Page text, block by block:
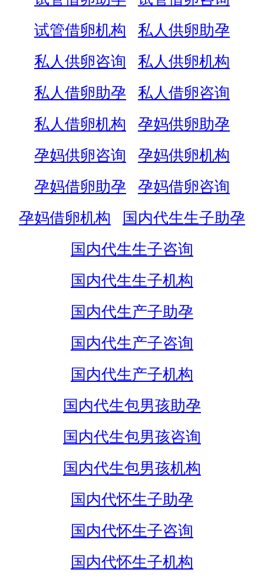
试管借卵机构
私人供卵助孕
私人供卵咨询
私人供卵机构
私人借卵助孕
私人借卵咨询
私人借卵机构
孕妈供卵助孕
孕妈供卵咨询
孕妈供卵机构
孕妈借卵助孕
孕妈借卵咨询
孕妈借卵机构
国内代生生子助孕
国内代生生子咨询
国内代生生子机构
国内代生产子助孕
国内代生产子咨询
国内代生产子机构
国内代生包男孩助孕
国内代生包男孩咨询
国内代生包男孩机构
国内代怀生子助孕
国内代怀生子咨询
国内代怀生子机构